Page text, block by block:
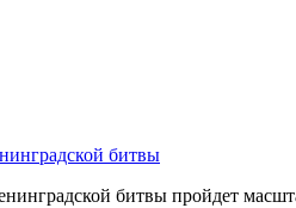
битвы
битвы пройдет